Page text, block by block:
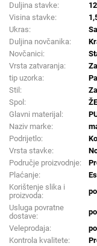
Duljina stavke:
Visina stavke:
Ukras:
Duljina novčanika:
Novčanici:
Vrsta zatvaranja:
tip uzorka:
Stil:
Spol:
Glavni materijal:
Naziv marke:
Podrijetlo:
Vrsta stavke:
Područje proizvodnje:
Plaćanje:
Korištenje slika i
proizvoda:
Usluga povratne
dostave:
Veleprodaja:
Kontrola kvalitete: